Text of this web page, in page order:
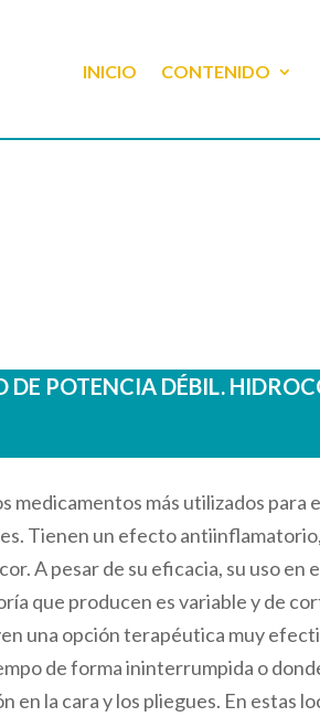
INICIO CONTENIDO
DE POTENCIA DÉBIL.
medicamentos más utilizados para
Tienen un efecto
A pesar de su eficacia, su uso en
que producen es variable y de
una opción terapéutica muy
de forma ininterrumpida o
en la cara y los pliegues. En estas